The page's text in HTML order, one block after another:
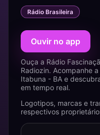
Rádio Brasileira
Ouvir no app
Ouça a Rádio
Radiozin. Acompanhe
Itabuna - BA e
em tempo real.
Logotipos, marcas e
respectivos